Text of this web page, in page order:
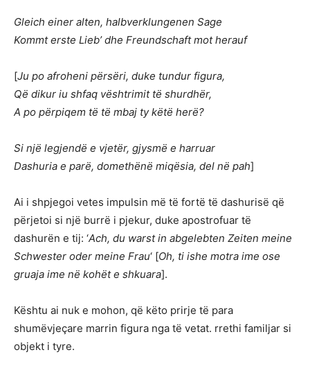
Gleich einer alten, halbverklungenen Sage
Kommt erste Lieb’ dhe Freundschaft mot herauf
[Ju po afroheni përsëri, duke tundur figura,
Që dikur iu shfaq vështrimit të shurdhër,
A po përpiqem të të mbaj ty këtë herë?
Si një legjendë e vjetër, gjysmë e harruar
Dashuria e parë, domethënë miqësia, del në pah]
Ai i shpjegoi vetes impulsin më të fortë të dashurisë që
përjetoi si një burrë i pjekur, duke apostrofuar të
dashurën e tij: ‘Ach, du warst in abgelebten Zeiten meine
Schwester oder meine Frau‘ [Oh, ti ishe motra ime ose
gruaja ime në kohët e shkuara].
Kështu ai nuk e mohon, që këto prirje të para
shumëvjeçare marrin figura nga të vetat. rrethi familjar si
objekt i tyre.